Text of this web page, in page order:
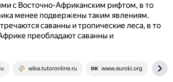
с Восточно-Африканским рифтом, в то
менее подвержены таким явлениям.
саванны и тропические леса, в то
преобладают саванны и
wika.tutoronline.ru www.euroki.org